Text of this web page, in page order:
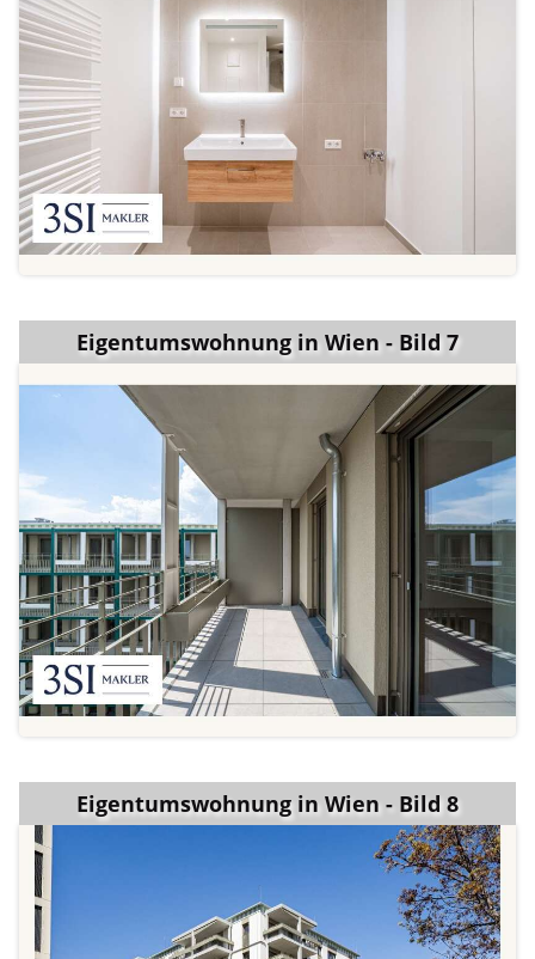
Eigentumswohnung in Wien - Bild 7
Eigentumswohnung in Wien - Bild 8